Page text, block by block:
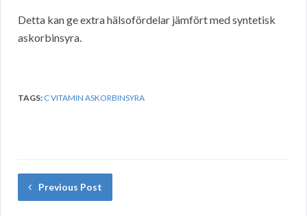
Detta kan ge extra hälsofördelar jämfört med syntetisk
askorbinsyra.
TAGS: C VITAMIN ASKORBINSYRA
Previous Post